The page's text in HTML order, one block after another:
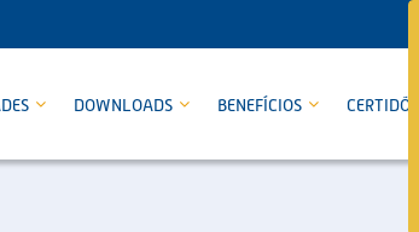
DOWNLOADS BENEFÍCIOS CERTIDÕES